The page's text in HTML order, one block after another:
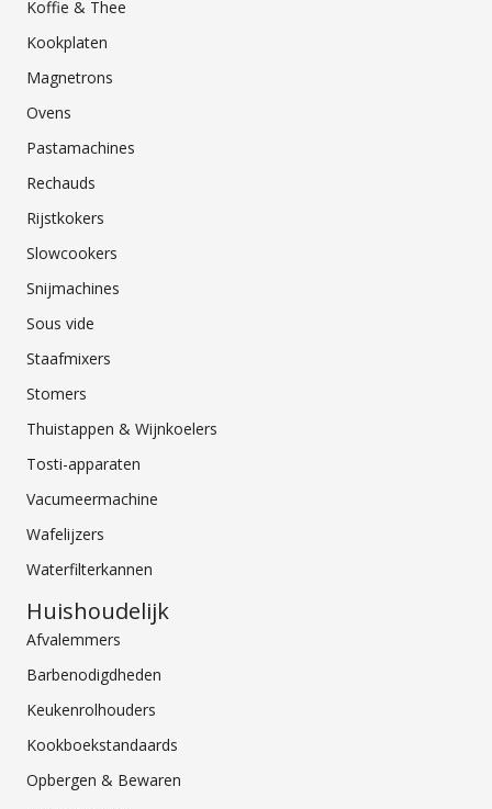
Koffie & Thee
Kookplaten
Magnetrons
Ovens
Pastamachines
Rechauds
Rijstkokers
Slowcookers
Snijmachines
Sous vide
Staafmixers
Stomers
Thuistappen & Wijnkoelers
Tosti-apparaten
Vacumeermachine
Wafelijzers
Waterfilterkannen
Huishoudelijk
Afvalemmers
Barbenodigdheden
Keukenrolhouders
Kookboekstandaards
Opbergen & Bewaren